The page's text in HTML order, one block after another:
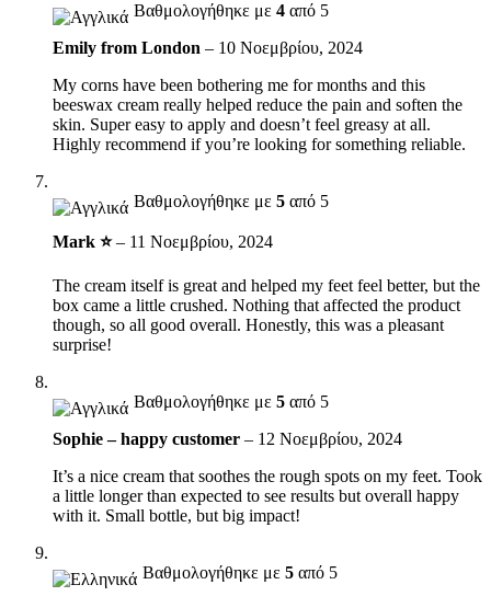
Βαθμολογήθηκε με 4 από 5
Emily from London – 10 Νοεμβρίου, 2024
My corns have been bothering me for months and this
beeswax cream really helped reduce the pain and soften the
skin. Super easy to apply and doesn’t feel greasy at all.
Highly recommend if you’re looking for something reliable.
Βαθμολογήθηκε με 5 από 5
Mark ⭐– 11 Νοεμβρίου, 2024
The cream itself is great and helped my feet feel better, but the
box came a little crushed. Nothing that affected the product
though, so all good overall. Honestly, this was a pleasant
surprise!
Βαθμολογήθηκε με 5 από 5
Sophie – happy customer – 12 Νοεμβρίου, 2024
It’s a nice cream that soothes the rough spots on my feet. Took
a little longer than expected to see results but overall happy
with it. Small bottle, but big impact!
Βαθμολογήθηκε με 5 από 5